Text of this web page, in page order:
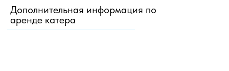
Дополнительная информация по
аренде катера